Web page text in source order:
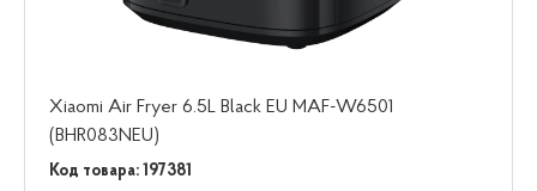
Xiaomi Air Fryer 6.5L Black EU MAF-W6501
(BHR083NEU)
Код товара: 197381